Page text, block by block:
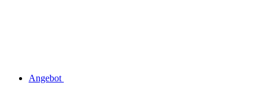
Angebot